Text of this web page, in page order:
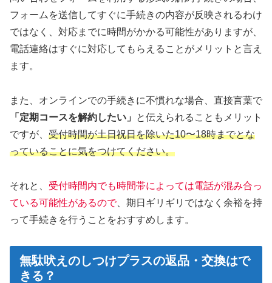
フォームを送信してすぐに手続きの内容が反映されるわけ
ではなく、対応までに時間がかかる可能性がありますが、
電話連絡はすぐに対応してもらえることがメリットと言え
ます。
また、オンラインでの手続きに不慣れな場合、直接言葉で
「定期コースを解約したい」
と伝えられることもメリット
ですが、 受付時間が土日祝日を除いた10〜18時までとな
っていることに気をつけてください。
それと、 受付時間内でも時間帯によっては電話が混み合っ
ている可能性があるので、期日ギリギリではなく余裕を持
って手続きを行うことをおすすめします。
無駄吠えのしつけプラスの返品・交換はで
きる？